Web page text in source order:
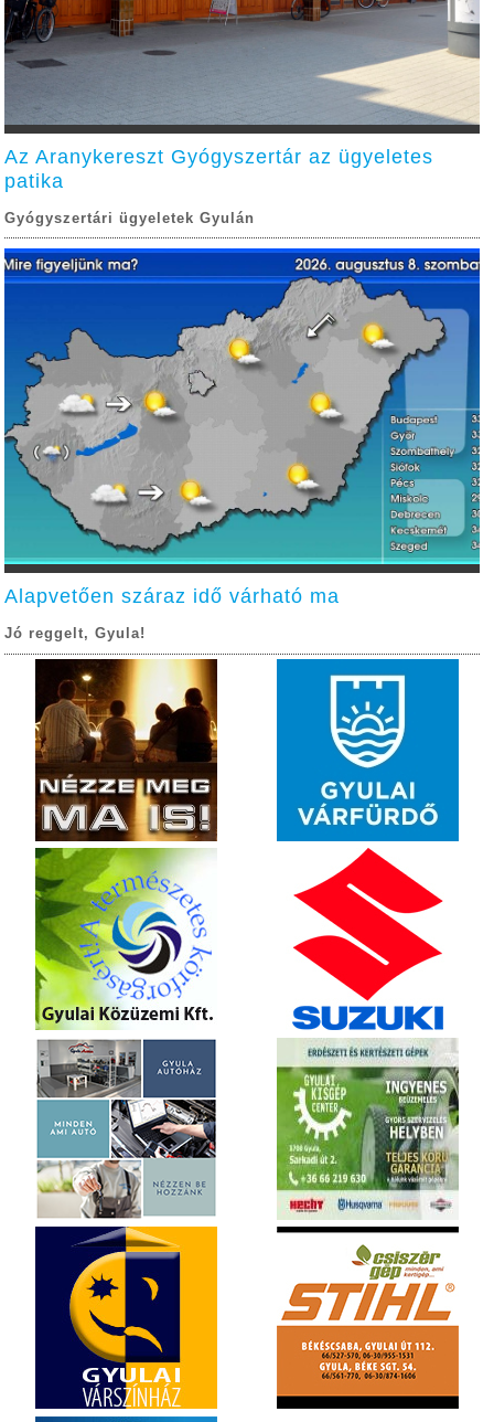
Az Aranykereszt Gyógyszertár az ügyeletes
patika
Gyógyszertári ügyeletek Gyulán
Alapvetően száraz idő várható ma
Jó reggelt, Gyula!